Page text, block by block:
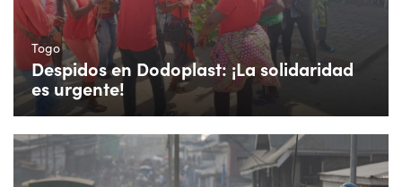
Togo
Despidos en Dodoplast: ¡La solidaridad
es urgente!